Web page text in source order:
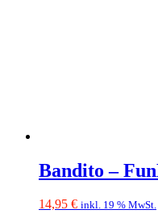
Bandito –
14,95 € inkl. 19 % MwSt.